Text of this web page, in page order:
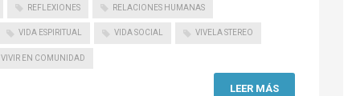
REFLEXIONES RELACIONES HUMANAS
VIDA ESPIRITUAL VIDA SOCIAL VIVELA STEREO
VIVIR EN COMUNIDAD
LEER MÁS